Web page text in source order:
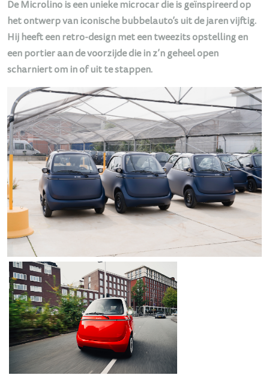
De Microlino is een unieke microcar die is geïnspireerd op
het ontwerp van iconische bubbelauto’s uit de jaren vijftig.
Hij heeft een retro-design met een tweezits opstelling en
een portier aan de voorzijde die in z’n geheel open
scharniert om in of uit te stappen.